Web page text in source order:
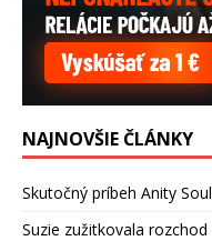
NAJNOVŠIE ČLÁNKY
Skutočný príbeh Anity Soul
Suzie zužitkovala rozchod